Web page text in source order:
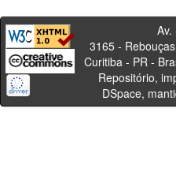
Av. Sete
3165 -
Curitiba -
Repositório,
DSpace,